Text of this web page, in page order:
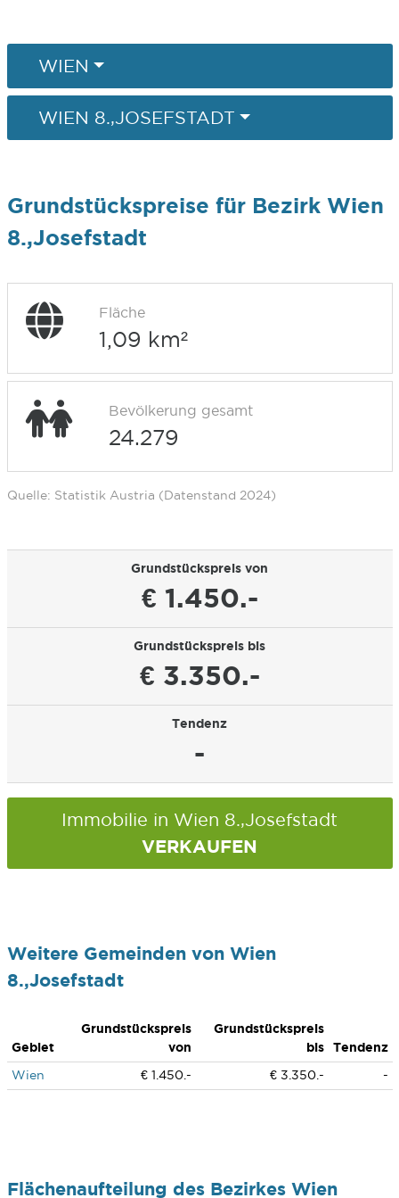
WIEN
WIEN 8.,JOSEFSTADT
Grundstückspreise für Bezirk Wien
8.,Josefstadt
Fläche
1,09 km²
Bevölkerung gesamt
24.279
Quelle: Statistik Austria (Datenstand 2024)
Grundstückspreis von
€ 1.450.-
Grundstückspreis bis
€ 3.350.-
Tendenz
-
Immobilie in Wien 8.,Josefstadt
VERKAUFEN
Weitere Gemeinden von Wien
8.,Josefstadt
Gebiet
Grundstückspreis
von
Grundstückspreis
bis
Tendenz
Wien
€ 1.450.- € 3.350.- -
Flächenaufteilung des Bezirkes Wien